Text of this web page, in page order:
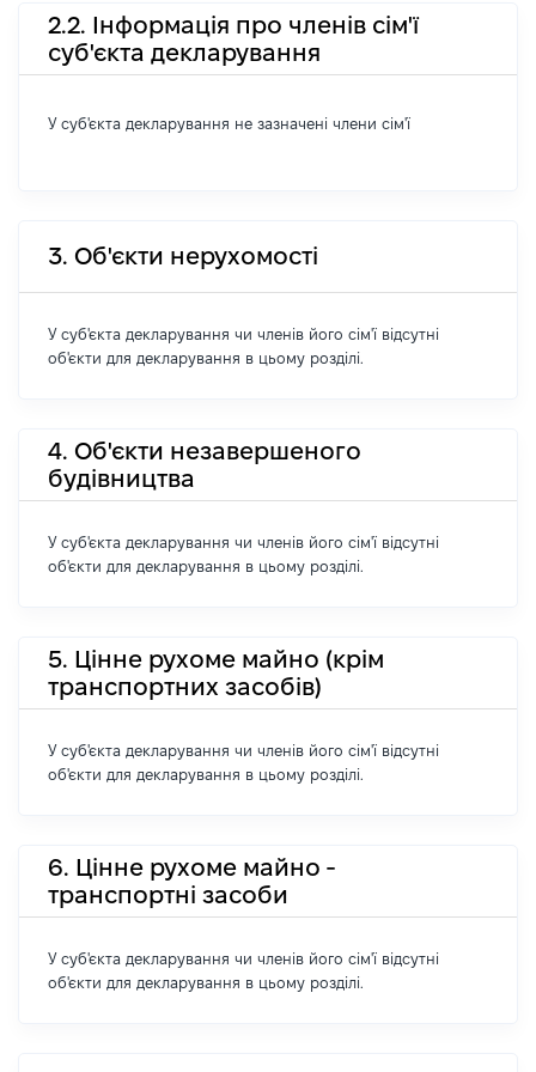
2.2. Інформація про членів сім'ї
суб'єкта декларування
У суб'єкта декларування не зазначені члени сім'ї
3. Об'єкти нерухомості
У суб'єкта декларування чи членів його сім'ї відсутні
об'єкти для декларування в цьому розділі.
4. Об'єкти незавершеного
будівництва
У суб'єкта декларування чи членів його сім'ї відсутні
об'єкти для декларування в цьому розділі.
5. Цінне рухоме майно (крім
транспортних засобів)
У суб'єкта декларування чи членів його сім'ї відсутні
об'єкти для декларування в цьому розділі.
6. Цінне рухоме майно -
транспортні засоби
У суб'єкта декларування чи членів його сім'ї відсутні
об'єкти для декларування в цьому розділі.